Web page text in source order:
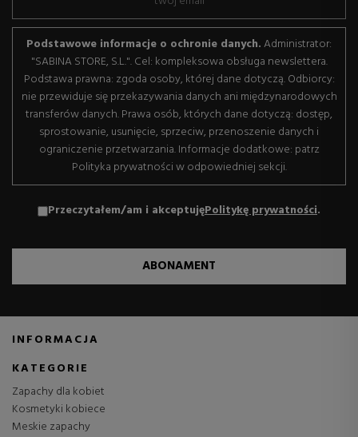
Podstawowe informacje o ochronie danych.Administrator:
"SABINA STORE, S.L.". Cel: kompleksowa obsługa newslettera.
Podstawa prawna: zgoda osoby, której dane dotyczą. Odbiorcy:
nie przewiduje się przekazywania danych ani międzynarodowych
transferów danych. Prawa osób, których dane dotyczą: dostęp,
sprostowanie, usunięcie, sprzeciw, przenoszenie danych i
ograniczenie przetwarzania. Informacje dodatkowe: patrz
Polityka prywatności w odpowiedniej sekcji.
Przeczytałem/am i akceptujęPolitykę prywatności.
ABONAMENT
INFORMACJA
KATEGORIE
Zapachy dla kobiet
Kosmetyki kobiece
Meskie zapachy